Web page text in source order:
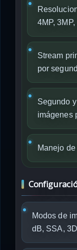
4MP,
Stream
por
Segundo
imágenes
Manejo
Modos de
dB, SSA,